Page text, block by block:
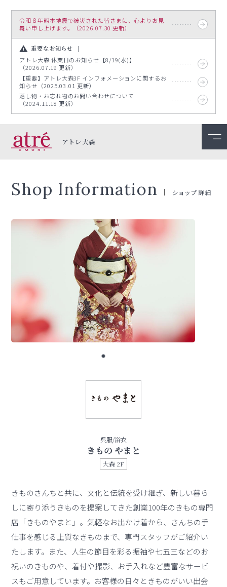
令和８年熊本地震で被災された皆さまに、心よりお見
舞い申し上げます。（2026.07.30 更新）
重要なお知らせ
アトレ大森 休業日のお知らせ【8/19(水)】
（2026.07.19 更新）
【重要】アトレ大森3F インフォメーションに関するお
知らせ（2025.03.01 更新）
落し物・お忘れ物のお問い合わせについて
（2024.11.18 更新）
アトレ大森
Shop Information ショップ詳細
呉服/浴衣
きもの やまと
大森 2F
きものさんちと共に、文化と伝統を受け継ぎ、新しい暮ら
しに寄り添うきものを提案してきた創業100年のきもの専門
店「きものやまと」。気軽なお出かけ着から、さんちの手
仕事を感じる上質なきものまで、専門スタッフがご紹介い
たします。また、人生の節目を彩る振袖や七五三などのお
祝いのきものや、着付や撮影、お手入れなど豊富なサービ
スもご用意しています。お客様の日々ときものがいい出会